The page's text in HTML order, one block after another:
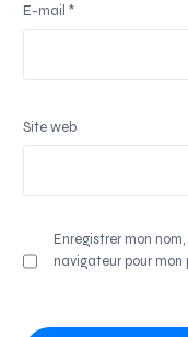
E-mail*
Site web
Enregistrer mon
navigateur pour